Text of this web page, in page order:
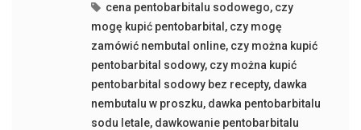
cena pentobarbitalu sodowego, czy
mogę kupić pentobarbital , czy mogę
zamówić nembutal online, czy można kupić
pentobarbital sodowy, czy można kupić
pentobarbital sodowy bez recepty, dawka
nembutalu w proszku, dawka pentobarbitalu
sodu letale, dawkowanie pentobarbitalu